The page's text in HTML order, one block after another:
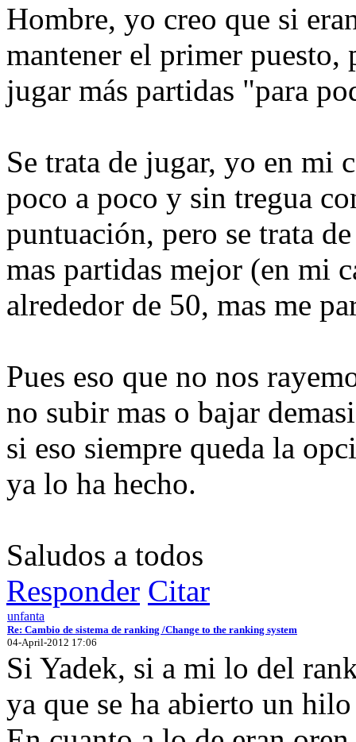
Hombre, yo creo que si
mantener el primer puesto,
jugar más partidas "para
Se trata de jugar, yo en mi
poco a poco y sin tregua
puntuación, pero se trata
mas partidas mejor (en mi
alrededor de 50, mas me
Pues eso que no nos
no subir mas o bajar
si eso siempre queda la
ya lo ha hecho.
Saludos a todos
Responder Citar
unfanta
Re: Cambio de sistema de ranking /Change to the ranking system
04-April-2012 17:06
Si Yadek, si a mi lo del
ya que se ha abierto un